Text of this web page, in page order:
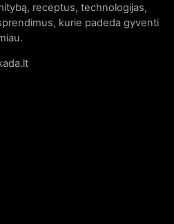
receptus, technologijas,
kurie padeda gyventi